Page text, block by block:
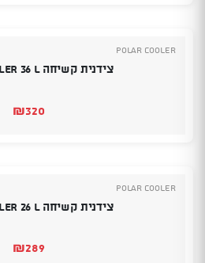
POLAR COOLER
צידנית קשיחה POLAR COOLER 36 L
₪320
POLAR COOLER
צידנית קשיחה POLAR COOLER 26 L
₪289